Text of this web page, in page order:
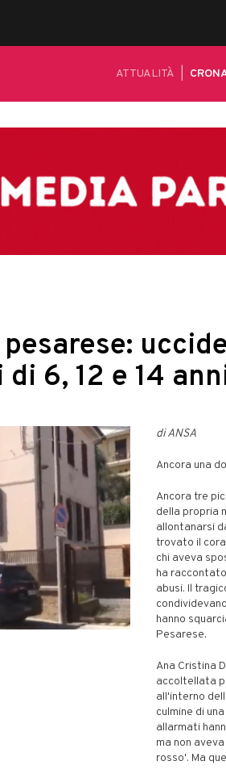
ATTUALITÀ
6, 12 e 14
di ANSA
Ancora una
Ancora tre
della propria
allontanarsi
trovato il
chi aveva
ha
abusi. Il
hanno
Pesarese.
Ana Cristina
accoltellata
all'interno
culmine di
allarmati
ma non
rosso'. Ma